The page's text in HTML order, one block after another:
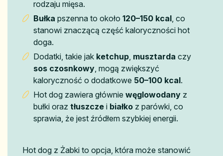
rodzaju mięsa.
Bułka pszenna to około 120–150 kcal , co
stanowi znaczącą część kaloryczności hot
doga.
Dodatki, takie jak ketchup musztarda czy
sos czosnkowy , mogą zwiększyć
kaloryczność o dodatkowe 50–100 kcal.
Hot dog zawiera głównie węglowodany z
bułki oraz tłuszcze i białko z parówki, co
sprawia, że jest źródłem szybkiej energii.
Hot dog z Żabki to opcja, która może stanowić